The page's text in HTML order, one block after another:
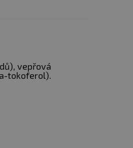
vepřová
tokoferol).